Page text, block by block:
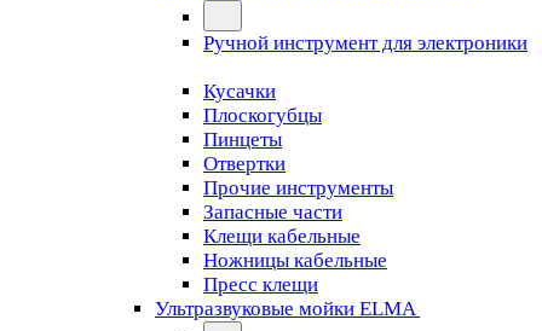
Ручной инструмент для электроники
Кусачки
Плоскогубцы
Пинцеты
Отвертки
Прочие инструменты
Запасные части
Клещи кабельные
Ножницы кабельные
Пресс клещи
Ультразвуковые мойки ELMA